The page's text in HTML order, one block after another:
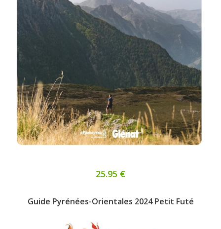
25.95 €
Guide Pyrénées-Orientales 2024 Petit Futé